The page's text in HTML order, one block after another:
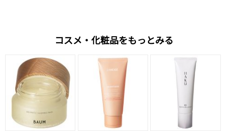
コスメ・化粧品をもっとみる